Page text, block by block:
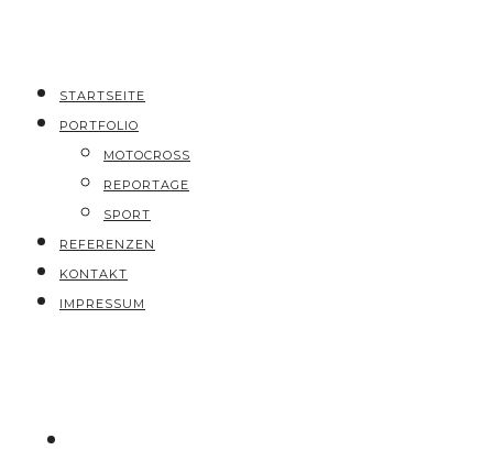
STARTSEITE
PORTFOLIO
MOTOCROSS
REPORTAGE
SPORT
REFERENZEN
KONTAKT
IMPRESSUM